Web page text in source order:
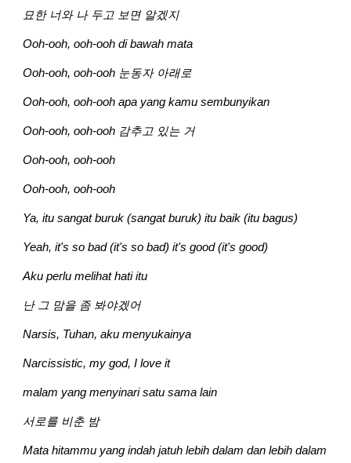
묘한 너와 나 두고 보면 알겠지
Ooh-ooh, ooh-ooh di bawah mata
Ooh-ooh, ooh-ooh 눈동자 아래로
Ooh-ooh, ooh-ooh apa yang kamu sembunyikan
Ooh-ooh, ooh-ooh 감추고 있는 거
Ooh-ooh, ooh-ooh
Ooh-ooh, ooh-ooh
Ya, itu sangat buruk (sangat buruk) itu baik (itu bagus)
Yeah, it's so bad (it's so bad) it's good (it's good)
Aku perlu melihat hati itu
난 그 맘을 좀 봐야겠어
Narsis, Tuhan, aku menyukainya
Narcissistic, my god, I love it
malam yang menyinari satu sama lain
서로를 비춘 밤
Mata hitammu yang indah jatuh lebih dalam dan lebih dalam